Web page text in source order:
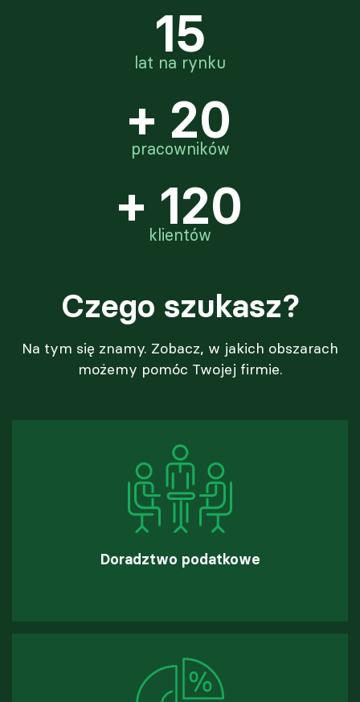
15
lat na rynku
+ 20
pracowników
+ 120
klientów
Czego szukasz?
Na tym się znamy. Zobacz, w jakich obszarach
możemy pomóc Twojej firmie.
Doradztwo podatkowe